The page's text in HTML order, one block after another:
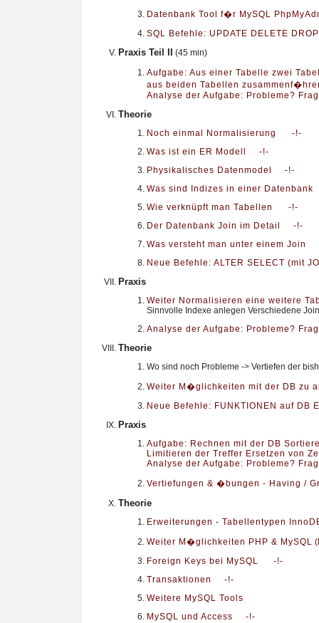
Datenbank Tool f�r MySQL
SQL Befehle: UPDATE DELETE DROP
Praxis Teil II
(45 min)
Aufgabe: Aus einer Tabelle zwei
aus beiden Tabellen
Analyse der Aufgabe: Probleme?
Theorie
Noch einmal Normalisierung
-!-
Was ist ein ER Modell
-!-
Physikalisches Datenmodel
-!-
Was sind Indizes in einer Datenbank
Wie verknüpft man Tabellen
-!-
Der Datenbank Join im Detail
-!-
Was versteht man unter einem Join
Neue Befehle: ALTER SELECT (mit
Praxis
Weiter Normalisieren eine weitere
Sinnvolle Indexe anlegen Verschiedene
Analyse der Aufgabe: Probleme?
Theorie
Wo sind noch Probleme -> Vertiefen der
Weiter M�glichkeiten mit der DB zu
Neue Befehle: FUNKTIONEN auf DB
Praxis
Aufgabe: Rechnen mit der DB
Limitieren der Treffer Ersetzen von
Analyse der Aufgabe: Probleme?
Vertiefungen & �bungen - Having /
Theorie
Erweiterungen - Tabellentypen
Weiter M�glichkeiten PHP & MySQL (
Foreign Keys bei MySQL
-!-
Transaktionen
-!-
Weitere MySQL Tools
MySQL und Access
-!-